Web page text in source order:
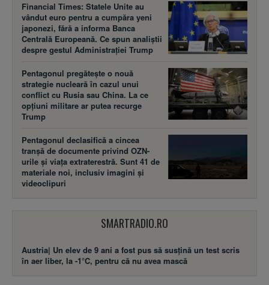
Financial Times: Statele Unite au
vândut euro pentru a cumpăra yeni
japonezi, fără a informa Banca
Centrală Europeană. Ce spun analiștii
despre gestul Administrației Trump
Pentagonul pregătește o nouă
strategie nucleară în cazul unui
conflict cu Rusia sau China. La ce
opțiuni militare ar putea recurge
Trump
Pentagonul declasifică a cincea
tranșă de documente privind OZN-
urile și viața extraterestră. Sunt 41 de
materiale noi, inclusiv imagini și
videoclipuri
SMARTRADIO.RO
Austria| Un elev de 9 ani a fost pus să susţină un test scris
în aer liber, la -1°C, pentru că nu avea mască